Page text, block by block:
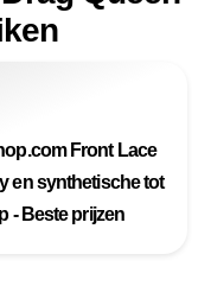
Front Lace
en synthetische tot
- Beste prijzen